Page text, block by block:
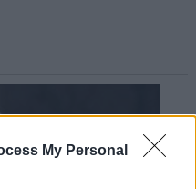
My Personal